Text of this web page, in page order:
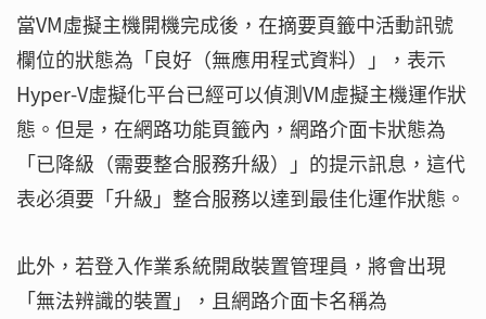
當VM虛擬主機開機完成後，在摘要頁籤中活動訊號
欄位的狀態為「良好（無應用程式資料）」，表示
Hyper-V虛擬化平台已經可以偵測VM虛擬主機運作狀
態。但是，在網路功能頁籤內，網路介面卡狀態為
「已降級（需要整合服務升級）」的提示訊息，這代
表必須要「升級」整合服務以達到最佳化運作狀態。
此外，若登入作業系統開啟裝置管理員，將會出現
「無法辨識的裝置」，且網路介面卡名稱為